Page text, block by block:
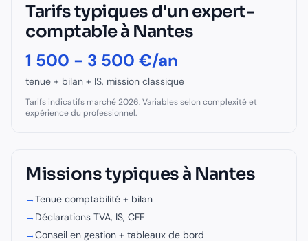
Tarifs typiques d'unexpert-
comptableà Nantes
1 500 - 3 500 €/an
tenue + bilan + IS, mission classique
Tarifs indicatifs marché 2026. Variables selon complexité et
expérience du professionnel.
Missions typiques à Nantes
→Tenue comptabilité + bilan
→ Déclarations TVA, IS, CFE
→Conseil en gestion + tableaux de bord